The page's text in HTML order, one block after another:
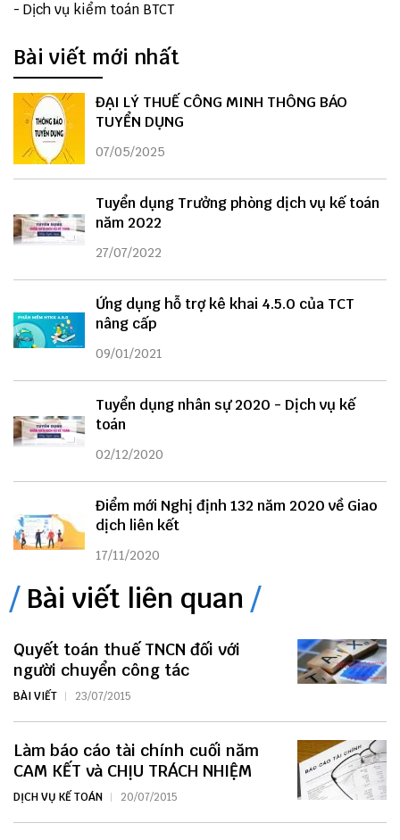
- Dịch vụ kiểm toán BTCT
Bài viết mới nhất
ĐẠI LÝ THUẾ CÔNG MINH THÔNG BÁO
TUYỂN DỤNG
07/05/2025
Tuyển dụng Trưởng phòng dịch vụ kế toán
năm 2022
27/07/2022
Ứng dụng hỗ trợ kê khai 4.5.0 của TCT
nâng cấp
09/01/2021
Tuyển dụng nhân sự 2020 - Dịch vụ kế
toán
02/12/2020
Điểm mới Nghị định 132 năm 2020 về Giao
dịch liên kết
17/11/2020
Bài viết liên quan
Quyết toán thuế TNCN đối với
người chuyển công tác
BÀI VIẾT 23/07/2015
Làm báo cáo tài chính cuối năm
CAM KẾT và CHỊU TRÁCH NHIỆM
DỊCH VỤ KẾ TOÁN 20/07/2015